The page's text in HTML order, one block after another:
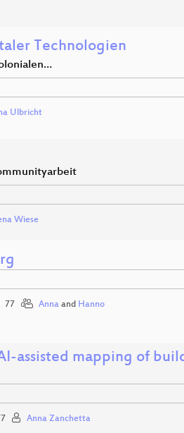
Technologien
Ulbricht
Wiese
77 Annaand Hanno
assisted mapping of
Anna Zanchetta